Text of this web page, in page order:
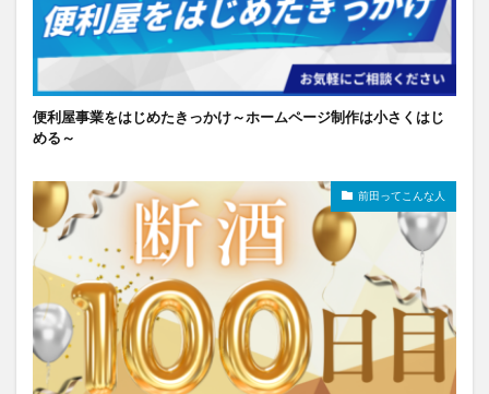
便利屋事業をはじめたきっかけ～ホームページ制作は小さくはじ
める～
前田ってこんな人